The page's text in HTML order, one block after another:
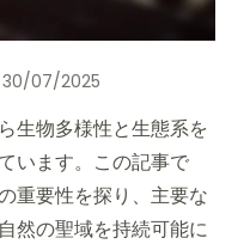
30/07/2025
生物多様性と生態系を
います。この記事で
重要性を探り、主要な
然の聖域を持続可能に